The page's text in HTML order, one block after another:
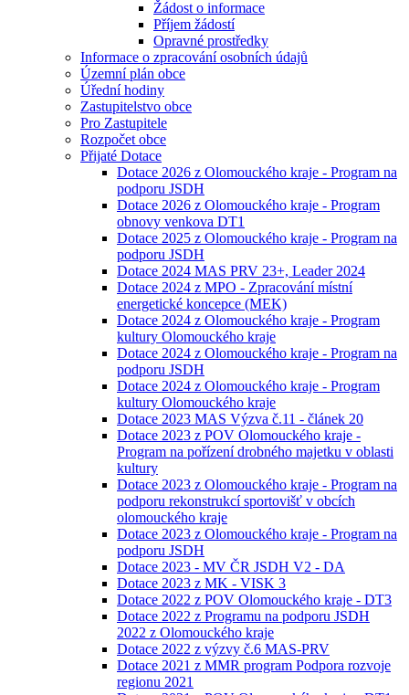
Žádost o informace
Příjem žádostí
Opravné prostředky
Informace o zpracování osobních údajů
Územní plán obce
Úřední hodiny
Zastupitelstvo obce
Pro Zastupitele
Rozpočet obce
Přijaté Dotace
Dotace 2026 z Olomouckého kraje - Program na
podporu JSDH
Dotace 2026 z Olomouckého kraje - Program
obnovy venkova DT1
Dotace 2025 z Olomouckého kraje - Program na
podporu JSDH
Dotace 2024 MAS PRV 23+, Leader 2024
Dotace 2024 z MPO - Zpracování místní
energetické koncepce (MEK)
Dotace 2024 z Olomouckého kraje - Program
kultury Olomouckého kraje
Dotace 2024 z Olomouckého kraje - Program na
podporu JSDH
Dotace 2024 z Olomouckého kraje - Program
kultury Olomouckého kraje
Dotace 2023 MAS Výzva č.11 - článek 20
Dotace 2023 z POV Olomouckého kraje -
Program na pořízení drobného majetku v oblasti
kultury
Dotace 2023 z Olomouckého kraje - Program na
podporu rekonstrukcí sportovišť v obcích
olomouckého kraje
Dotace 2023 z Olomouckého kraje - Program na
podporu JSDH
Dotace 2023 - MV ČR JSDH V2 - DA
Dotace 2023 z MK - VISK 3
Dotace 2022 z POV Olomouckého kraje - DT3
Dotace 2022 z Programu na podporu JSDH
2022 z Olomouckého kraje
Dotace 2022 z výzvy č.6 MAS-PRV
Dotace 2021 z MMR program Podpora rozvoje
regionu 2021